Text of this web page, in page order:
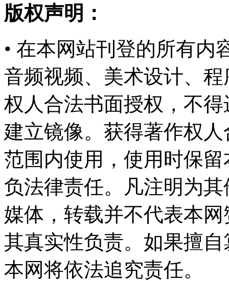
版权声明：
• 在本网站刊登的所有内
音频视频、美术设计、
权人合法书面授权，不
建立镜像。获得著作权
范围内使用，使用时保
负法律责任。凡注明为
媒体，转载并不代表本
其真实性负责。如果擅
本网将依法追究责任。